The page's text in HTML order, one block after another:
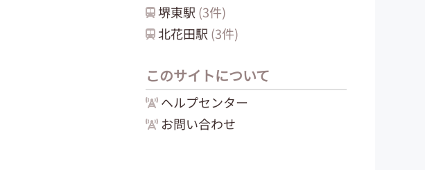
堺東駅 (3件)
北花田駅 (3件)
このサイトについて
ヘルプセンター
お問い合わせ